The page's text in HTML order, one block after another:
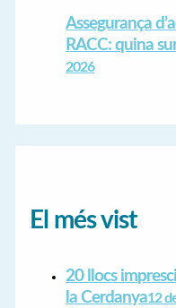
Assegurança
RACC: quina
2026
El més vist
20 llocs
la Cerdanya12